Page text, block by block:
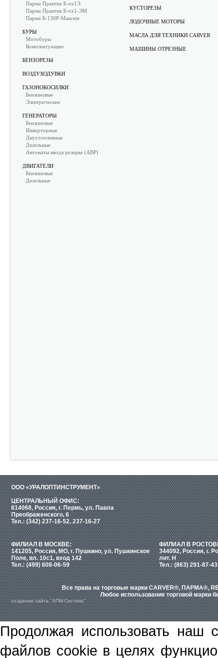
Парма Практик Б-хх1Э
Парма Практик Б-хх1-ЭМ
Парма Б-130Р-Максим
БУРЫ
Мотобуры
Комплектующие
БЕНЗОРЕЗЫ
ВОЗДУХОДУВКИ
ГАЗОНОКОСИЛКИ
Бензиновые
Электрические
ГЕНЕРАТОРЫ
Бензиновые
Инверторные
Двухтопливные
Дизельные
Автоматы ввода резерва (АВР)
ДВИГАТЕЛИ
Бензиновые
Дизельные
КУСТОРЕЗЫ
ЛОДОЧНЫЕ МОТОРЫ
МАСЛА ДЛЯ ТЕХНИКИ CARVER
МАШИНЫ ОТРЕЗНЫЕ
ООО «УРАЛОПТИНСТРУМЕНТ»
ЦЕНТРАЛЬНЫЙ ОФИС:
614068, Россия, г. Пермь, ул. Павла
Преображенского, 6
Тел.: (342) 237-16-52, 237-16-27
ФИЛИАЛ В МОСКВЕ:
141205, Россия, МО, г. Пушкино, ул. Пушкинское
Поле, вл. 10с1, вход 142
Тел.: (499) 608-06-59
ФИЛИАЛ В
344092, Россия, г.
лит. Н
Тел.: (863) 291-87-43
Все права на торговые марки CARVER®, ПАРМА®,
Любое использование торговой марки
создание сайта "АПМ-Системс"
Продолжая использовать наш
файлов cookie в целях